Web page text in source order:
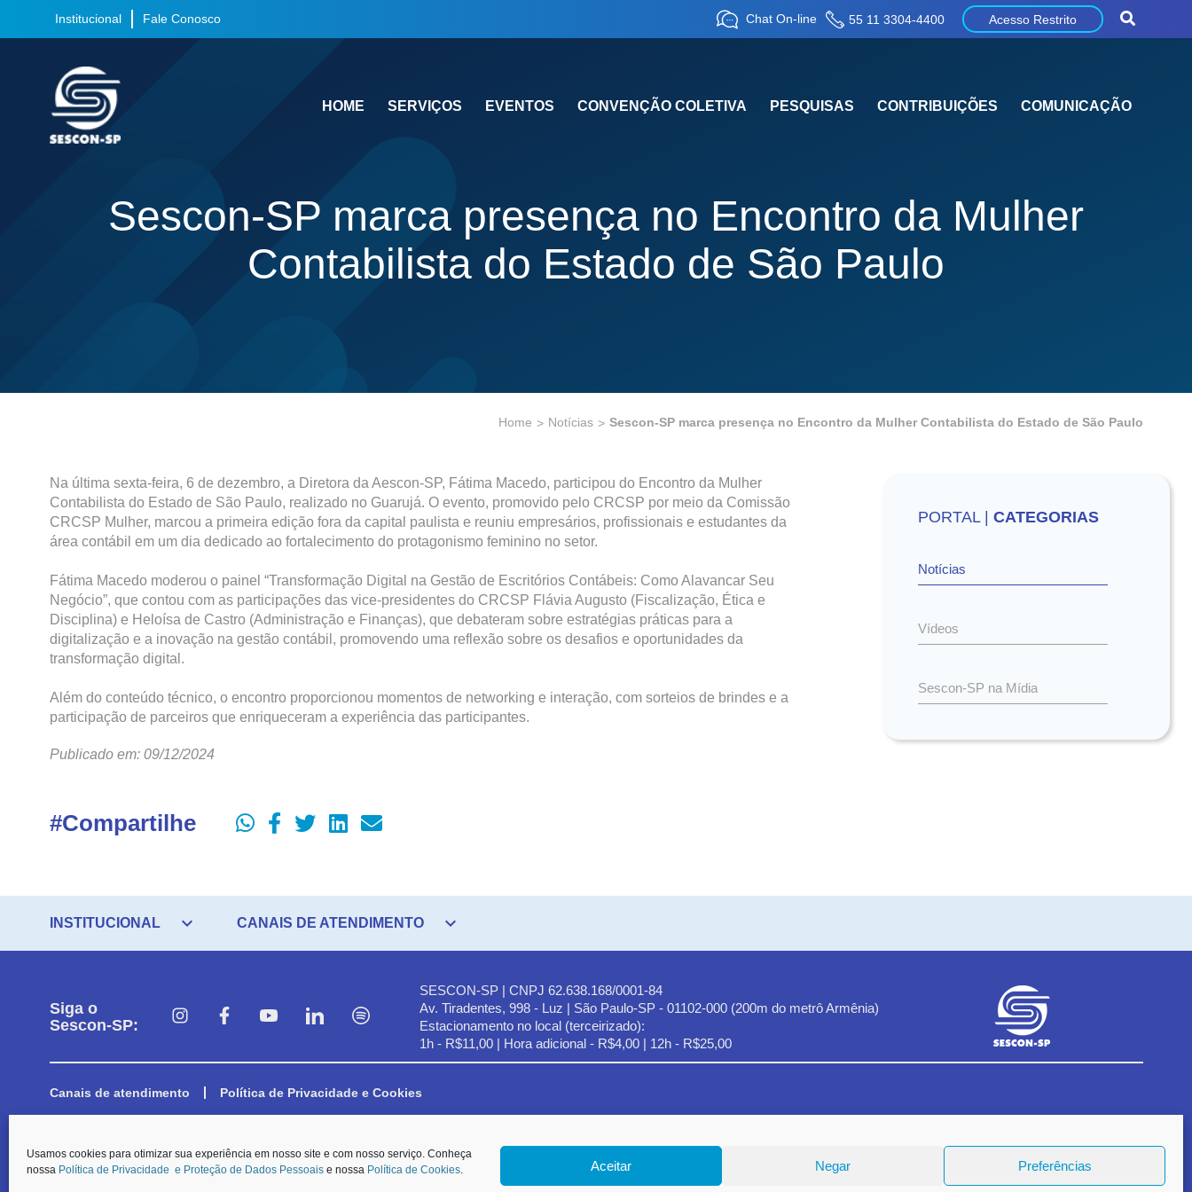
Usamos cookies para otimizar sua experiência em nosso site e com nosso serviço. Conheça
nossa Política de Privacidade e Proteção de Dados Pessoais e nossa Política de Cookies. Aceitar Negar Preferências
Institucional Fale Conosco Chat On-line 55 11 3304-4400 Acesso Restrito
HOME SERVIÇOS EVENTOS CONVENÇÃO COLETIVA PESQUISAS CONTRIBUIÇÕES COMUNICAÇÃO
Sescon-SP marca presença no Encontro da Mulher
Contabilista do Estado de São Paulo
Home Notícias Sescon-SP marca presença no Encontro da Mulher Contabilista do Estado de São Paulo
Na última sexta-feira, 6 de dezembro, a Diretora da Aescon-SP, Fátima Macedo, participou do Encontro da Mulher
Contabilista do Estado de São Paulo, realizado no Guarujá. O evento, promovido pelo CRCSP por meio da Comissão
CRCSP Mulher, marcou a primeira edição fora da capital paulista e reuniu empresários, profissionais e estudantes da
área contábil em um dia dedicado ao fortalecimento do protagonismo feminino no setor.
Fátima Macedo moderou o painel “Transformação Digital na Gestão de Escritórios Contábeis: Como Alavancar Seu
Negócio”, que contou com as participações das vice-presidentes do CRCSP Flávia Augusto (Fiscalização, Ética e
Disciplina) e Heloísa de Castro (Administração e Finanças), que debateram sobre estratégias práticas para a
digitalização e a inovação na gestão contábil, promovendo uma reflexão sobre os desafios e oportunidades da
transformação digital.
Além do conteúdo técnico, o encontro proporcionou momentos de networking e interação, com sorteios de brindes e a
participação de parceiros que enriqueceram a experiência das participantes.
Publicado em: 09/12/2024
#Compartilhe
PORTAL |CATEGORIAS
Notícias
Vídeos
Sescon-SP na Mídia
INSTITUCIONAL expand_more CANAIS DE ATENDIMENTO expand_more
Siga o
Sescon-SP:
SESCON-SP | CNPJ 62.638.168/0001-84
Av. Tiradentes, 998 - Luz | São Paulo-SP - 01102-000 (200m do metrô Armênia)
Estacionamento no local (terceirizado):
1h - R$11,00 | Hora adicional - R$4,00 | 12h - R$25,00
Canais de atendimento Política de Privacidade e Cookies
© O Sescon-SP e a Aescon-SP informam que, em respeito aos preceitos elencados no art. 6º da LGPD e, em especial, ao Princípio da Finalidade,
a coleta dos dados pessoais dispostos nos formulários de contato, será pautada na hipótese de tratamento prevista no inciso IX do Art. 7º da Lei nº 13.709/18.
1